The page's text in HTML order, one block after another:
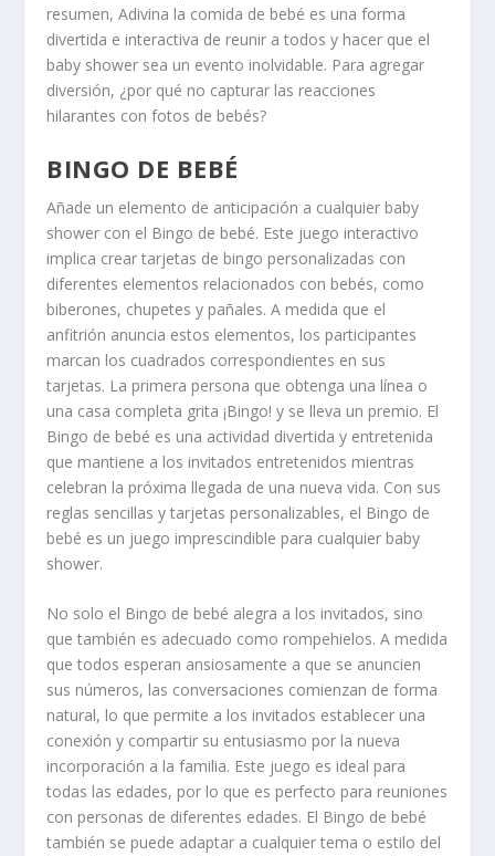
resumen, Adivina la comida de bebé es una forma
divertida e interactiva de reunir a todos y hacer que el
baby shower sea un evento inolvidable. Para agregar
diversión, ¿por qué no capturar las reacciones
hilarantes confotos de bebés?
BINGO DE BEBÉ
Añade un elemento de anticipación a cualquier baby
shower con el Bingo de bebé. Este juego interactivo
implica crear tarjetas de bingo personalizadas con
diferentes elementos relacionados con bebés, como
biberones, chupetes y pañales. A medida que el
anfitrión anuncia estos elementos, los participantes
marcan los cuadrados correspondientes en sus
tarjetas. La primera persona que obtenga una línea o
una casa completa grita ¡Bingo! y se lleva un premio. El
Bingo de bebé es una actividad divertida y entretenida
que mantiene a los invitados entretenidos mientras
celebran la próxima llegada de una nueva vida. Con sus
reglas sencillas y tarjetas personalizables, el Bingo de
bebé es un juego imprescindible para cualquier baby
shower.
No solo el Bingo de bebé alegra a los invitados, sino
que también es adecuado como rompehielos. A medida
que todos esperan ansiosamente a que se anuncien
sus números, las conversaciones comienzan de forma
natural, lo que permite a los invitados establecer una
conexión y compartir su entusiasmo por la nueva
incorporación a la familia. Este juego es ideal para
todas las edades, por lo que es perfecto para reuniones
con personas de diferentes edades. El Bingo de bebé
también se puede adaptar a cualquier tema o estilo del